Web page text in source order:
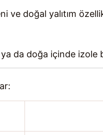
ve doğal yalıtım
da doğa içinde